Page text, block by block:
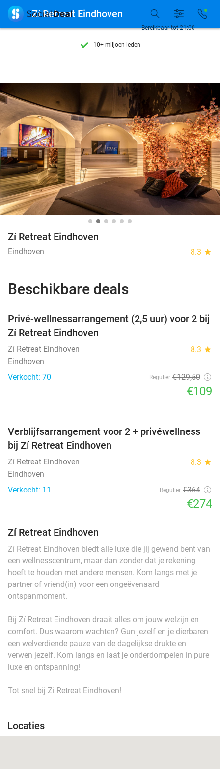
7 dagen per week beschikbaar
10+ miljoen leden
7 dagen per week beschikbaar
10+ miljoen leden
Bereikbaar tot 21:00
 Zí Retreat Eindhoven
Zí Retreat Eindhoven
Eindhoven 8.3 star
Beschikbare deals
Privé-wellnessarrangement (2,5 uur) voor 2 bij
Zí Retreat Eindhoven
Zí Retreat Eindhoven 8.3 star
Eindhoven
Verkocht: 70
Regulier €129,50
€109
Verblijfsarrangement voor 2 + privéwellness
bij Zí Retreat Eindhoven
Zí Retreat Eindhoven 8.3 star
Eindhoven
Verkocht: 11
Regulier €364
€274
Zí Retreat Eindhoven
Zí Retreat Eindhoven biedt alle luxe die jij gewend bent van
een wellnesscentrum, maar dan zonder dat je rekening
hoeft te houden met andere mensen. Kom langs met je
partner of vriend(in) voor een ongeëvenaard
ontspanmoment.
Bij Zí Retreat Eindhoven draait alles om jouw welzijn en
comfort. Dus waarom wachten? Gun jezelf en je dierbaren
een welverdiende pauze van de dagelijkse drukte en
verwen jezelf. Kom langs en laat je onderdompelen in pure
luxe en ontspanning!
Tot snel bij Zi Retreat Eindhoven!
Locaties